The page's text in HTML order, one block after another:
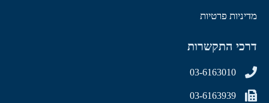
מדיניות פרטיות
דרכי התקשרות
03-6163010
03-6163939